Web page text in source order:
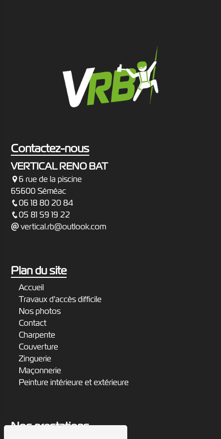
Contactez-nous
VERTICAL RENO BAT
6 rue de la piscine
65600 Séméac
06 18 80 20 84
05 81 59 19 22
vertical.rb@outlook.com
Plan du site
Accueil
Travaux d'accès difficile
Nos photos
Contact
Charpente
Couverture
Zinguerie
Maçonnerie
Peinture intérieure et extérieure
Nos prestations